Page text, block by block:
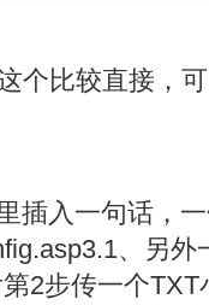
个比较直接，
插入一句话，
、另
2步传一个